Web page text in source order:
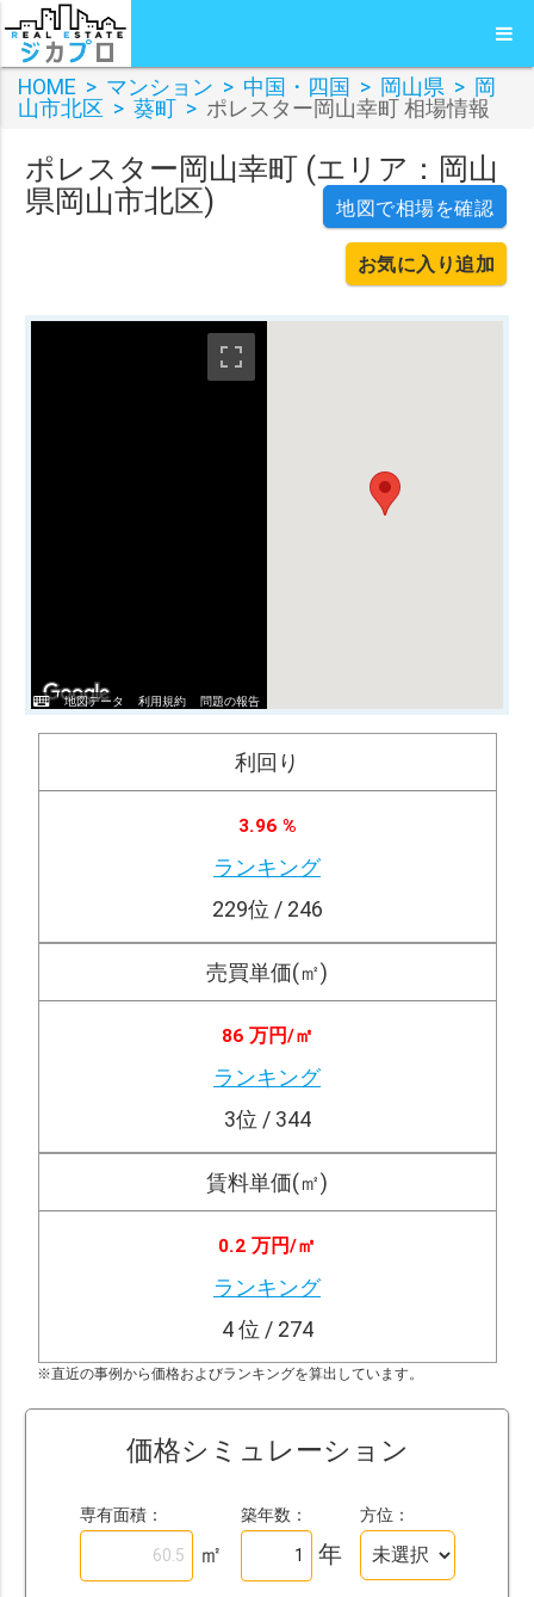
HOME > マンション > 中国・四国 > 岡山県 > 岡
山市北区 > 葵町 > ポレスター岡山幸町 相場情報
ポレスター岡山幸町 (エリア：岡山
県岡山市北区)
地図で相場を確認
お気に入り追加
地図データ 利用規約 問題の報告
利回り
3.96 %
ランキング
229位 / 246
売買単価(㎡)
86 万円/㎡
ランキング
3位 / 344
賃料単価(㎡)
0.2 万円/㎡
ランキング
4位 / 274
※直近の事例から価格およびランキングを算出しています。
価格シミュレーション
専有面積：
㎡
築年数：
年
方位：